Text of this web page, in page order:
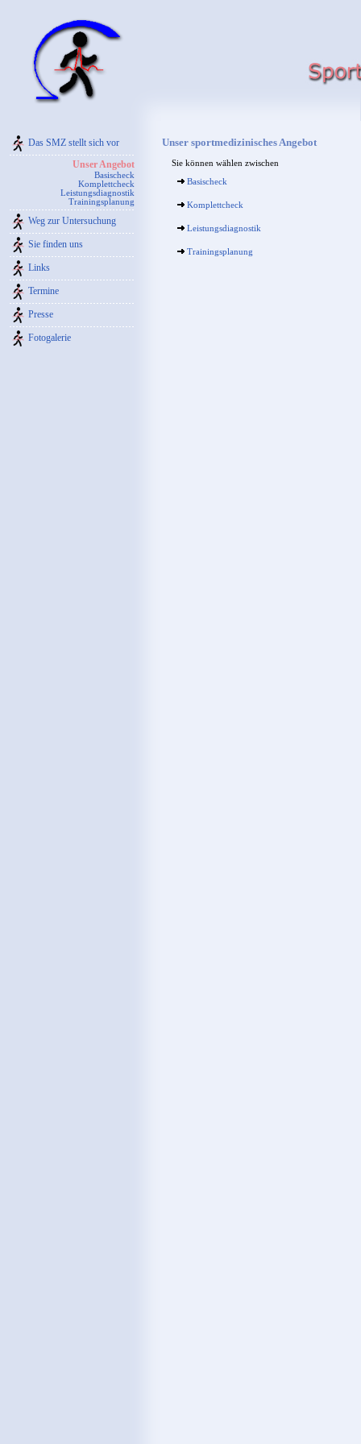
Das SMZ stellt sich vor
Unser Angebot
Basischeck
Komplettcheck
Leistungsdiagnostik
Trainingsplanung
Weg zur Untersuchung
Sie finden uns
Links
Termine
Presse
Fotogalerie
Unser sportmedizinisches Angebot
Sie können wählen zwischen
Basischeck
Komplettcheck
Leistungsdiagnostik
Trainingsplanung